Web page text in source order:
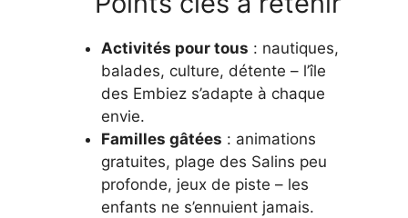
Activités pour tous : nautiques,
balades, culture, détente – l’île
des Embiez s’adapte à chaque
envie.
Familles gâtées : animations
gratuites, plage des Salins peu
profonde, jeux de piste – les
enfants ne s’ennuient jamais.